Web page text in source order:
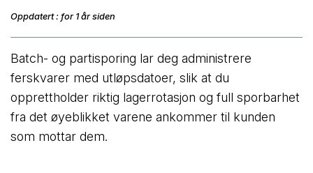
Oppdatert : for 1 år siden
Batch- og partisporing lar deg administrere
ferskvarer med utløpsdatoer, slik at du
opprettholder riktig lagerrotasjon og full sporbarhet
fra det øyeblikket varene ankommer til kunden
som mottar dem.